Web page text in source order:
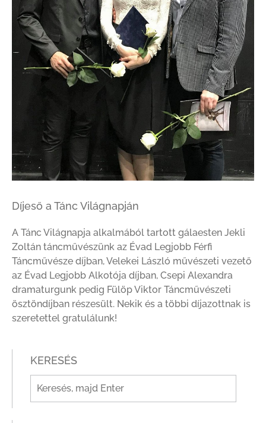
Díjeső a Tánc Világnapján
A Tánc Világnapja alkalmából tartott gálaesten Jekli
Zoltán táncművészünk az Évad Legjobb Férfi
Táncművésze díjban, Velekei László művészeti vezető
az Évad Legjobb Alkotója díjban, Csepi Alexandra
dramaturgunk pedig Fülöp Viktor Táncművészeti
ösztöndíjban részesült. Nekik és a többi díjazottnak is
szeretettel gratulálunk!
KERESÉS